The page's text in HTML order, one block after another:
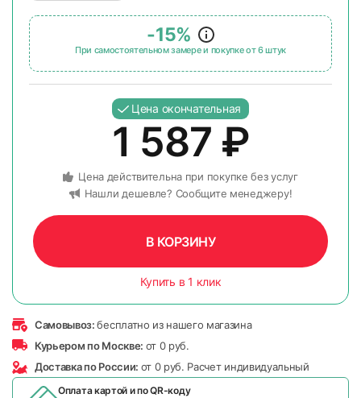
-15%
При самостоятельном замере и покупке от 6 штук
Цена окончательная
1 587 ₽
Цена действительна при покупке без услуг
Нашли дешевле? Сообщите менеджеру!
В КОРЗИНУ
Купить в 1 клик
Самовывоз:бесплатно из нашего магазина
Курьером по Москве: от 0 руб.
Доставка по России: от 0 руб. Расчет индивидуальный
Оплата картой и поQR-коду